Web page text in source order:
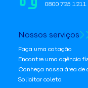
0800 725
Nossos serviços
Faça uma cotação
Encontre uma agência
Conheça nossa área de
Solicitar coleta